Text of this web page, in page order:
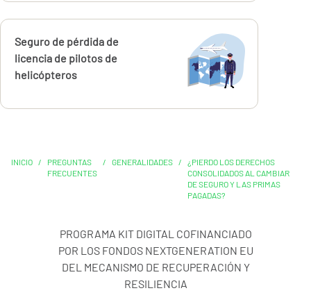
Calcúlalo ahora
Seguro de pérdida de
licencia de pilotos de
helicópteros
INICIO /
PREGUNTAS
FRECUENTES
/ GENERALIDADES /
¿PIERDO LOS DERECHOS
CONSOLIDADOS AL CAMBIAR
DE SEGURO Y LAS PRIMAS
PAGADAS?
PROGRAMA KIT DIGITAL COFINANCIADO
POR LOS FONDOS NEXTGENERATION EU
DEL MECANISMO DE RECUPERACIÓN Y
RESILIENCIA